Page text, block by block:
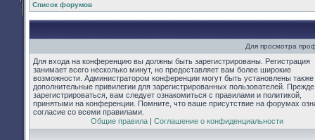
Список форумов
Для просмотра
Для входа на конференцию вы должны быть зарегистрированы. Регистрация
занимает всего несколько минут, но предоставляет вам более широкие
возможности. Администратором конференции могут быть установлены также
дополнительные привилегии для зарегистрированных пользователей.
зарегистрироваться, вам следует ознакомиться с правилами и политикой,
принятыми на конференции. Помните, что ваше присутствие на форумах
согласие со всеми правилами.
Общие правила| Соглашение о конфиденциальности